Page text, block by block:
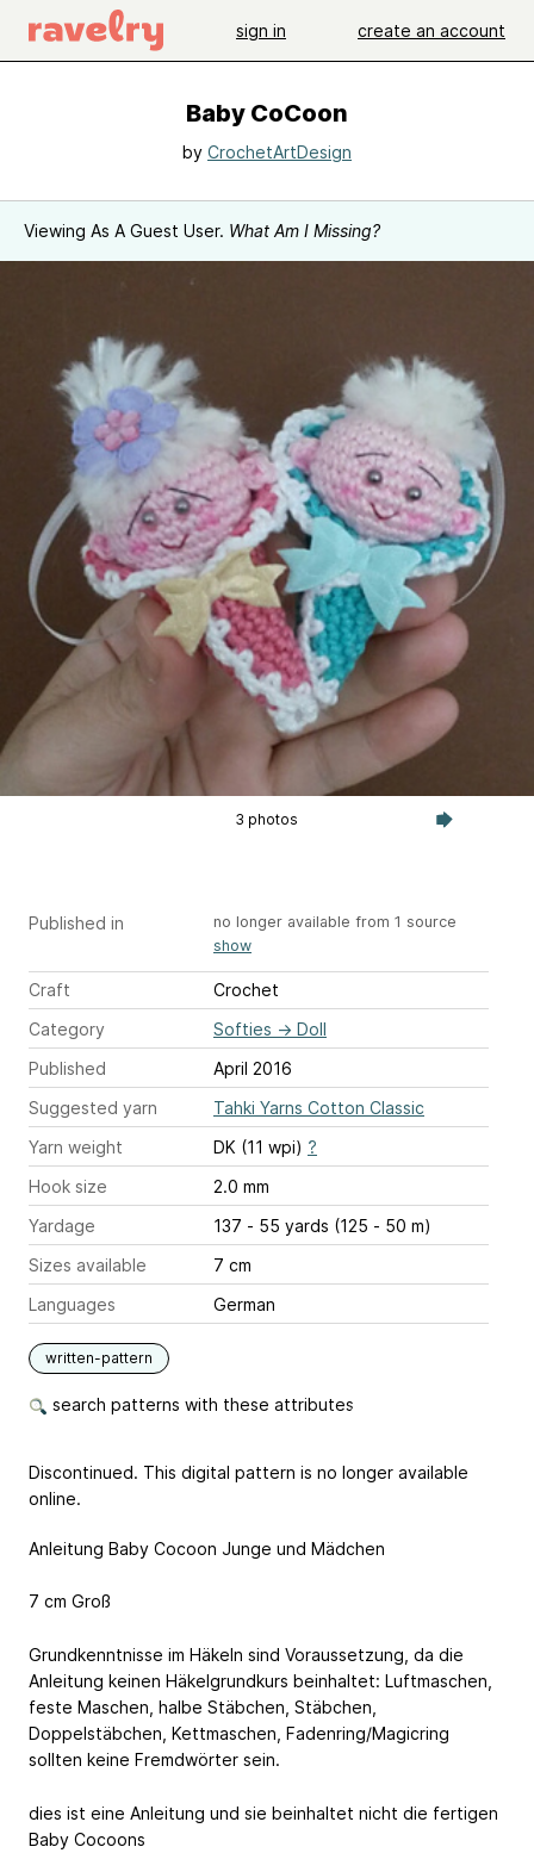
sign in create an account
Baby CoCoon
by CrochetArtDesign
Viewing As A Guest User. What Am I Missing?
3 photos
Published in
no longer available from 1 source
show
Craft
Crochet
Category
Softies → Doll
Published
April 2016
Suggested yarn
Tahki Yarns Cotton Classic
Yarn weight
DK (11 wpi) ?
Hook size
2.0 mm
Yardage
137 - 55 yards (125 - 50 m)
Sizes available
7 cm
Languages
German
written-pattern
search patterns with these attributes
Discontinued. This digital pattern is no longer available
online.
Anleitung Baby Cocoon Junge und Mädchen
7 cm Groß
Grundkenntnisse im Häkeln sind Voraussetzung, da die
Anleitung keinen Häkelgrundkurs beinhaltet: Luftmaschen,
feste Maschen, halbe Stäbchen, Stäbchen,
Doppelstäbchen, Kettmaschen, Fadenring/Magicring
sollten keine Fremdwörter sein.
dies ist eine Anleitung und sie beinhaltet nicht die fertigen
Baby Cocoons